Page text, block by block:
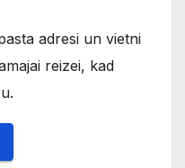
adresi un vietni
reizei, kad